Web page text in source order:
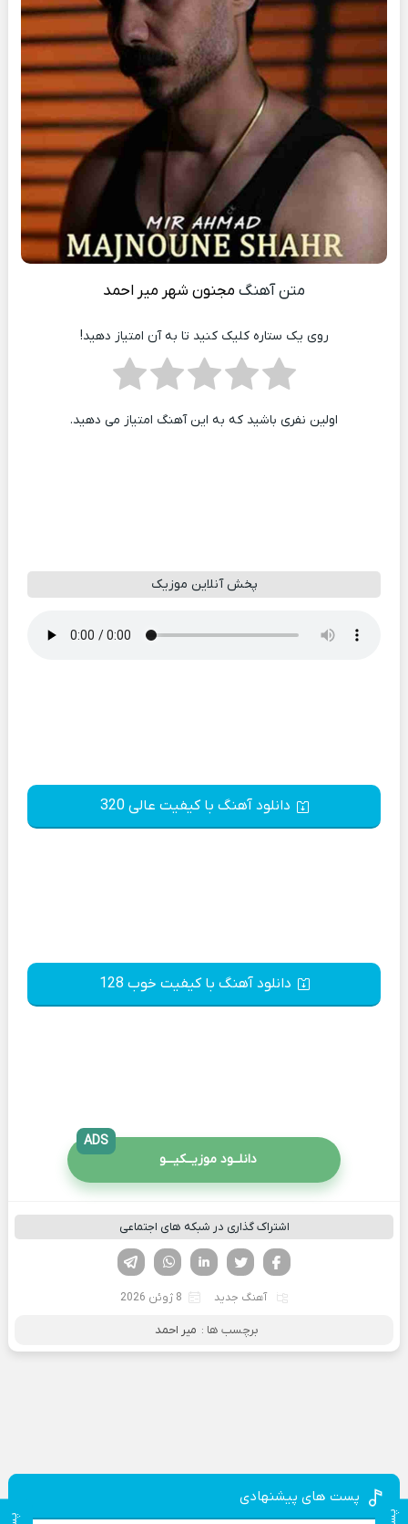
متن آهنگ مجنون شهر میر احمد
روی یک ستاره کلیک کنید تا به آن امتیاز دهید!
اولین نفری باشید که به این آهنگ امتیاز می دهید.
پخش آنلاین موزیک
دانلود آهنگ با کیفیت عالی 320
دانلود آهنگ با کیفیت خوب 128
دانلــود موزیــکیـــو
ADS
اشتراک گذاری در شبکه های اجتماعی
لینکدین تویتر
فیسوک
آهنگ جدید 8 ژوئن 2026
برچسب ها : میر احمد
پست های پیشنهادی